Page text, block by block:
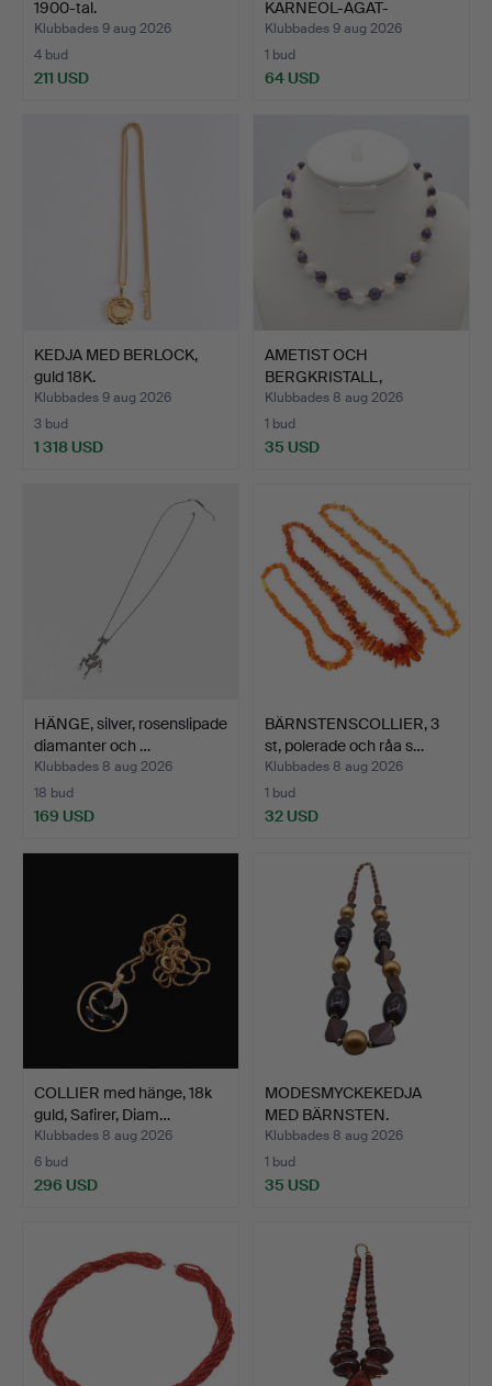
1900-tal.
Klubbades 9 aug 2026
4 bud
211 USD
KARNEOL-AGAT-
CABOCHONER, F…
Klubbades 9 aug 2026
1 bud
64 USD
KEDJA MED BERLOCK,
guld 18K.
Klubbades 9 aug 2026
3 bud
1 318 USD
AMETIST OCH
BERGKRISTALL,
METALLPÄRLOR MED…
Klubbades 8 aug 2026
1 bud
35 USD
HÄNGE, silver, rosenslipade
diamanter och …
Klubbades 8 aug 2026
18 bud
169 USD
BÄRNSTENSCOLLIER, 3
st, polerade och råa s…
Klubbades 8 aug 2026
1 bud
32 USD
COLLIER med hänge, 18k
guld, Safirer, Diam…
Klubbades 8 aug 2026
6 bud
296 USD
MODESMYCKEKEDJA
MED BÄRNSTEN.
Klubbades 8 aug 2026
1 bud
35 USD